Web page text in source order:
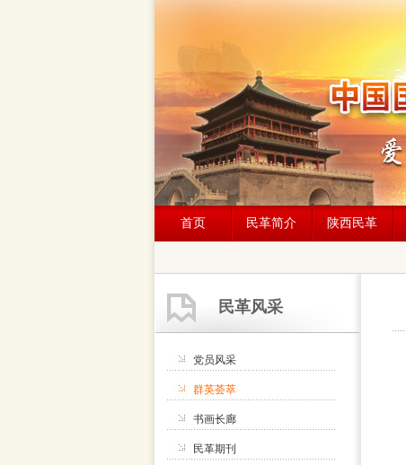
首页 民革简介 陕西民革
民革风采
党员风采
群英荟萃
书画长廊
民革期刊